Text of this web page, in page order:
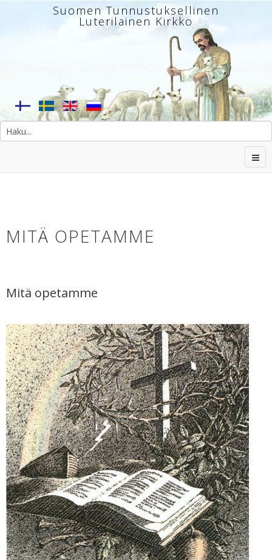
Suomen Tunnustuksellinen
Luterilainen Kirkko
MITÄ OPETAMME
Mitä opetamme